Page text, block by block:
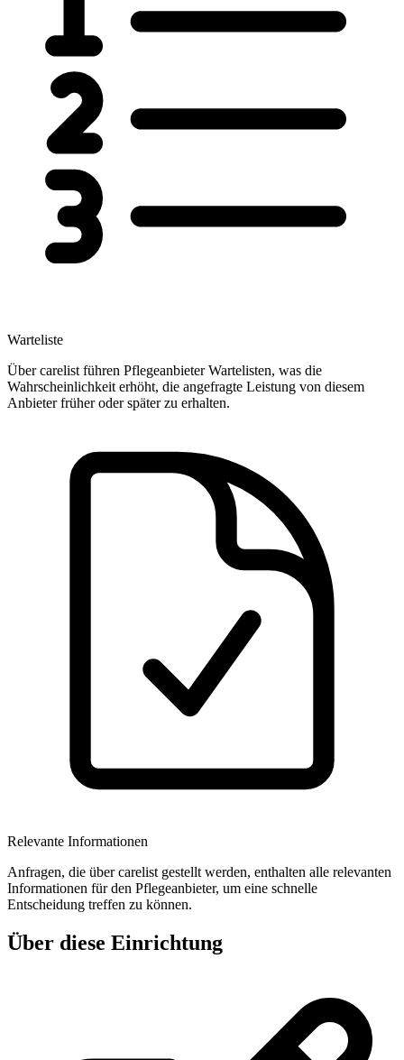
Warteliste
Über carelist führen Pflegeanbieter Wartelisten, was die
Wahrscheinlichkeit erhöht, die angefragte Leistung von diesem
Anbieter früher oder später zu erhalten.
Relevante Informationen
Anfragen, die über carelist gestellt werden, enthalten alle relevanten
Informationen für den Pflegeanbieter, um eine schnelle
Entscheidung treffen zu können.
Über diese Einrichtung